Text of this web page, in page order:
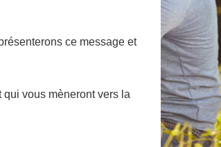
ce message et
vous mèneront vers la